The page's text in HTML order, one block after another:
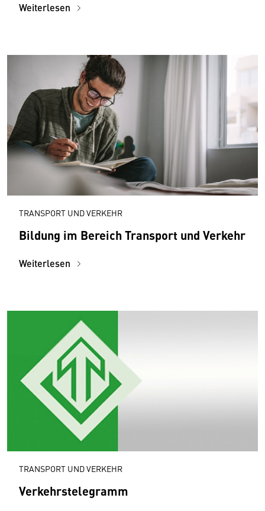
Weiterlesen
TRANSPORT UND VERKEHR
Bildung im Bereich Transport und Verkehr
Weiterlesen
TRANSPORT UND VERKEHR
Verkehrstelegramm